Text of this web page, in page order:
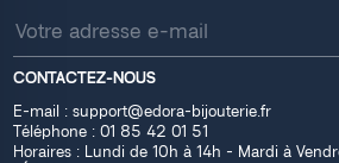
CONTACTEZ-NOUS
E-mail : support@edora-bijouterie.fr
Téléphone : 01 85 42 01 51
Horaires : Lundi de 10h à 14h - Mardi à